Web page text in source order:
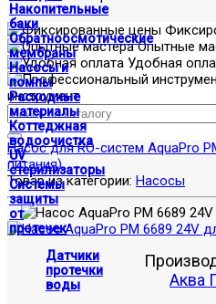
Накопительные
баки
Обратноосмотические
мембраны
Насосы и
помпы
Расходные
материалы
Коттеджная
водоочистка
UV
стерилизаторы
Системы
защиты
от
протечек
Датчики
протечки
воды
Опытные
Удобная
инструмент
Насос для RO-систем AquaPro
питания)
Товар из категории: Насосы
Аква